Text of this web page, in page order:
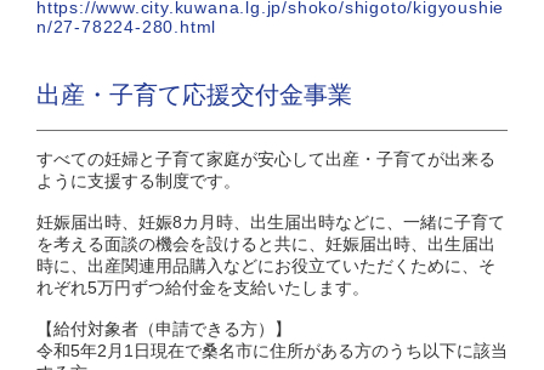
https://www.city.kuwana.lg.jp/shoko/shigoto/kigyoushie
n/27-78224-280.html
出産・子育て応援交付金事業
すべての妊婦と子育て家庭が安心して出産・子育てが出来る
ように支援する制度です。
妊娠届出時、妊娠8カ月時、出生届出時などに、一緒に子育て
を考える面談の機会を設けると共に、妊娠届出時、出生届出
時に、出産関連用品購入などにお役立ていただくために、そ
れぞれ5万円ずつ給付金を支給いたします。
【給付対象者（申請できる方）】
令和5年2月1日現在で桑名市に住所がある方のうち以下に該当